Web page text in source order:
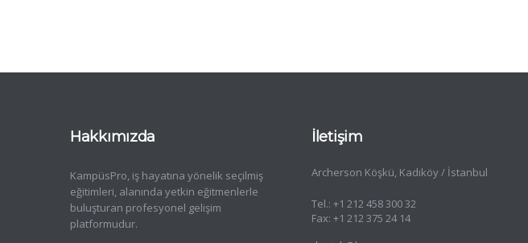
Hakkımızda
KampüsPro, iş hayatına yönelik seçilmiş
eğitimleri, alanında yetkin eğitmenlerle
buluşturan profesyonel gelişim
platformudur.
İletişim
Archerson Köşkü, Kadıköy / İstanbul
Tel.: +1 212 458 300 32
Fax: +1 212 375 24 14